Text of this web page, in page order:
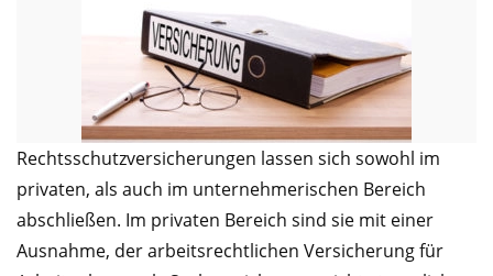
Rechtsschutzversicherungen lassen sich sowohl im
privaten, als auch im unternehmerischen Bereich
abschließen. Im privaten Bereich sind sie mit einer
Ausnahme, der arbeitsrechtlichen Versicherung für